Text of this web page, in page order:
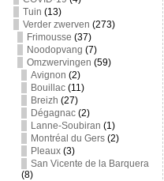
Tuin (13)
Verder zwerven (273)
Frimousse (37)
Noodopvang (7)
Omzwervingen (59)
Avignon (2)
Bouillac(11)
Breizh (27)
Dégagnac(2)
Lanne-Soubiran (1)
Montréal du Gers(2)
Pleaux(3)
San Vicente de la Barquera
(8)